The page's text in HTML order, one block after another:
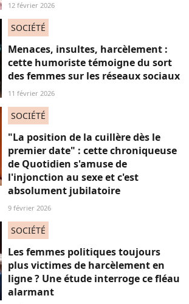
12 février 2026
SOCIÉTÉ
Menaces, insultes, harcèlement :
cette humoriste témoigne du sort
des femmes sur les réseaux sociaux
11 février 2026
SOCIÉTÉ
"La position de la cuillère dès le
premier date" : cette chroniqueuse
de Quotidien s'amuse de
l'injonction au sexe et c'est
absolument jubilatoire
9 février 2026
SOCIÉTÉ
Les femmes politiques toujours
plus victimes de harcèlement en
ligne ? Une étude interroge ce fléau
alarmant